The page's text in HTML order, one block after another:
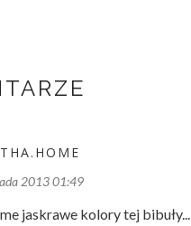
2013 01:49
jaskrawe kolory tej bibuły...